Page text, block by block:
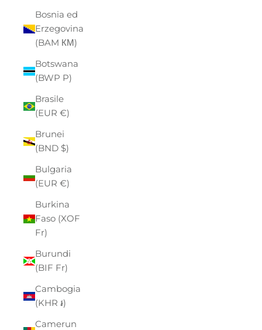
Bosnia ed
Erzegovina
(BAM КМ)
Botswana
(BWP P)
Brasile
(EUR €)
Brunei
(BND $)
Bulgaria
(EUR €)
Burkina
Faso (XOF
Fr)
Burundi
(BIF Fr)
Cambogia
(KHR ៛)
Camerun